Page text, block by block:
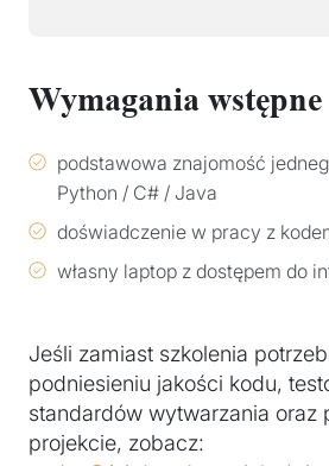
Wymagania wstępne
podstawowa znajomość
Python / C# / Java
doświadczenie w pracy z
własny laptop z dostępem do
Jeśli zamiast szkolenia
podniesieniu jakości kodu,
standardów wytwarzania oraz
projekcie, zobacz: